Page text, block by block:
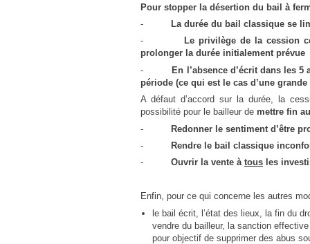
Pour stopper la désertion du bail à
-
La durée du bail classique se
-
Le privilège de la cession
prolonger la durée initialement prévue
-
En l’absence d’écrit dans les
période (ce qui est le cas d’une
A défaut d’accord sur la durée, la
possibilité pour le bailleur de mettre fin
- Redonner le sentiment d’être
-
Rendre le bail classique
- Ouvrir la vente à tous les
Enfin, pour ce qui concerne les autres
le bail écrit, l’état des lieux, la fin du
vendre du bailleur, la sanction
pour objectif de supprimer des abus